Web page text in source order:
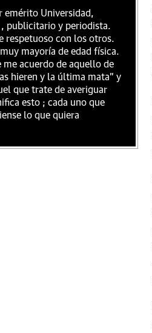
emérito Universidad,
publicitario y periodista.
respetuoso con los otros.
mayoría de edad física.
me acuerdo de aquello de
hieren y la última mata" y
que trate de averiguar
esto ; cada uno que
lo que quiera